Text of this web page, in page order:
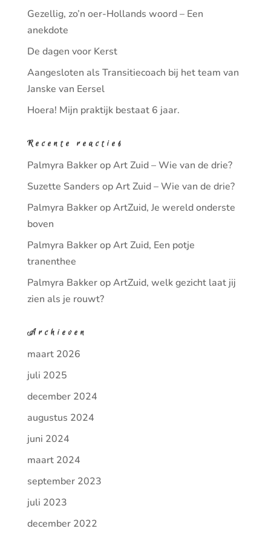
Gezellig, zo’n oer-Hollands woord – Een
anekdote
De dagen voor Kerst
Aangesloten als Transitiecoach bij het team van
Janske van Eersel
Hoera! Mijn praktijk bestaat 6 jaar.
Recente reacties
Palmyra BakkeropArt Zuid – Wie van de drie?
Suzette Sanders opArt Zuid – Wie van de drie?
Palmyra BakkeropArtZuid, Je wereld onderste
boven
Palmyra BakkeropArt Zuid, Een potje
tranenthee
Palmyra BakkeropArtZuid, welk gezicht laat jij
zien als je rouwt?
Archieven
maart 2026
juli 2025
december 2024
augustus 2024
juni 2024
maart 2024
september 2023
juli 2023
december 2022